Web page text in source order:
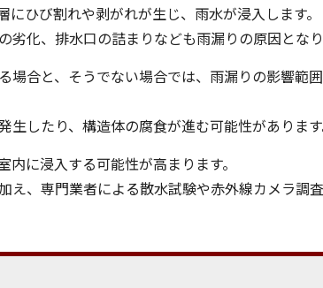
ひび割れや剥がれが生じ、雨水が浸入します。
化、排水口の詰まりなども雨漏りの原因となり
場合と、そうでない場合では、雨漏りの影響範
したり、構造体の腐食が進む可能性があります
に浸入する可能性が高まります。
え、専門業者による散水試験や赤外線カメラ調